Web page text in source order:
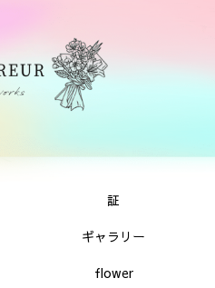
証
ギャラリー
flower